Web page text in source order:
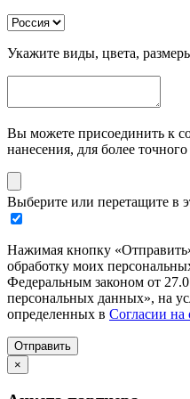
Укажите виды, цвета,
Вы можете присоединить к
нанесения, для более точного
Выберите или перетащите в
Нажимая кнопку
обработку моих
Федеральным законом от
персональных данных», на
определенных в Согласии на
Отправить
×